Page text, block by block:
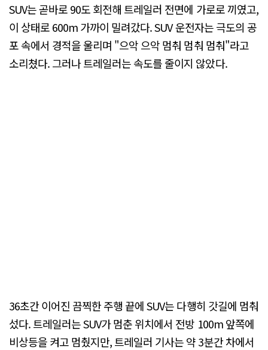
SUV는 곧바로 90도 회전해 트레일러 전면에 가로로 끼였고,
이 상태로 600m 가까이 밀려갔다. SUV 운전자는 극도의 공
포 속에서 경적을 울리며 "으악 으악 멈춰 멈춰 멈춰"라고
소리쳤다. 그러나 트레일러는 속도를 줄이지 않았다.
36초간 이어진 끔찍한 주행 끝에 SUV는 다행히 갓길에 멈춰
섰다. 트레일러는 SUV가 멈춘 위치에서 전방 100m 앞쪽에
비상등을 켜고 멈췄지만, 트레일러 기사는 약 3분간 차에서